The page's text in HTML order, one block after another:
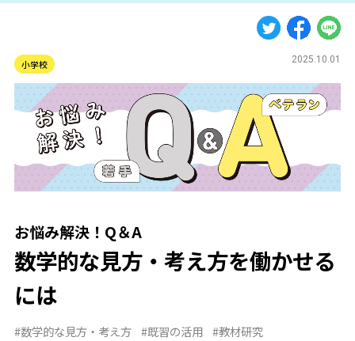
小学校 2025.10.01
お悩み解決！Q＆A
数学的な見方・考え方を働かせる
には
#数学的な見方・考え方 #既習の活用 #教材研究